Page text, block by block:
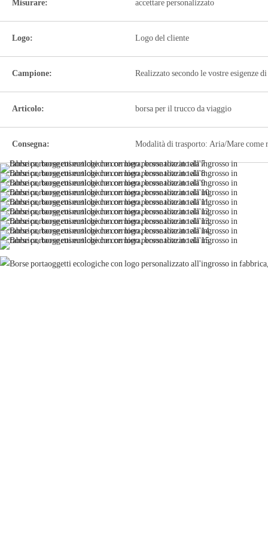
Misurare: accettare personalizzato
Logo: Logo del cliente
Campione: Realizzato secondo le vostre esigenze
Articolo: borsa per il trucco da viaggio
Consegna: Modalità di trasporto: Aria/Mare come